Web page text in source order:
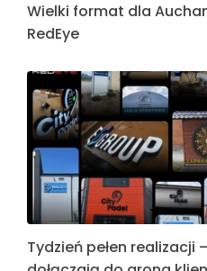
Wielki format dla
RedEye
Tydzień pełen realizacji